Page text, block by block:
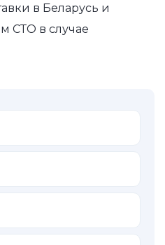
в Беларусь и
СТО в случае